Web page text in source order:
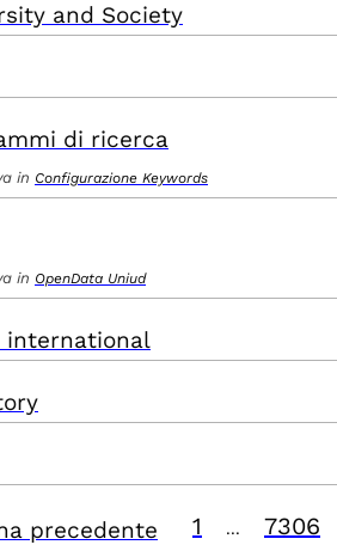
and Society
di ricerca
in Configurazione Keywords
in OpenData Uniud
international
precedente 1 7306